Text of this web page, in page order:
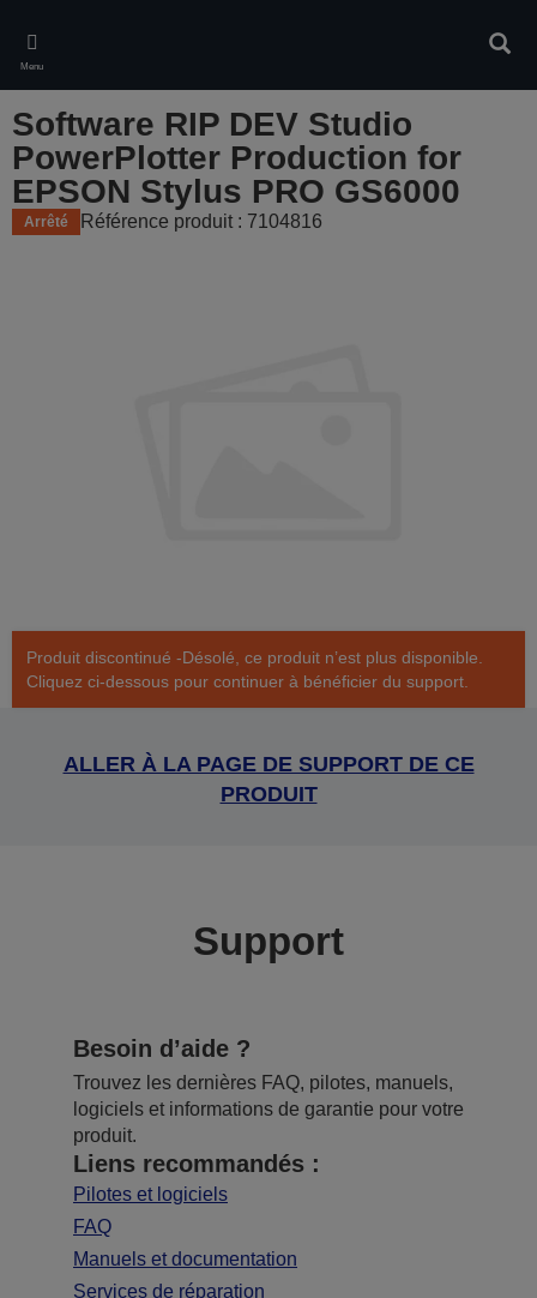
main
content
Menu
Software RIP DEV Studio
PowerPlotter Production for
EPSON Stylus PRO GS6000
Arrêté Référence produit : 7104816
Produit discontinué -Désolé, ce produit n’est plus disponible.
Cliquez ci-dessous pour continuer à bénéficier du support.
ALLER À LA PAGE DE SUPPORT DE CE
PRODUIT
Support
Besoin d’aide ?
Trouvez les dernières FAQ, pilotes, manuels,
logiciels et informations de garantie pour votre
produit.
Liens recommandés :
Pilotes et logiciels
FAQ
Manuels et documentation
Services de réparation